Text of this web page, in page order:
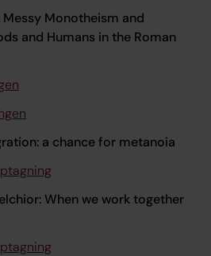
Messy Monotheism and
and Humans in the Roman
a chance for metanoia
When we work together